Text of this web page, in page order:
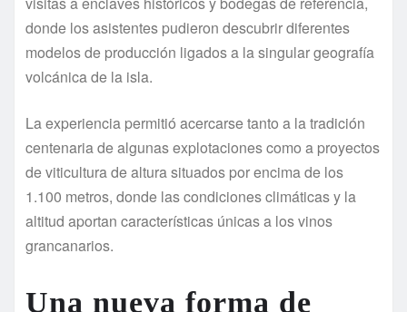
donde los asistentes pudieron descubrir diferentes
modelos de producción ligados a la singular geografía
volcánica de la isla.
La experiencia permitió acercarse tanto a la tradición
centenaria de algunas explotaciones como a proyectos
de viticultura de altura situados por encima de los
1.100 metros, donde las condiciones climáticas y la
altitud aportan características únicas a los vinos
grancanarios.
Una nueva forma de